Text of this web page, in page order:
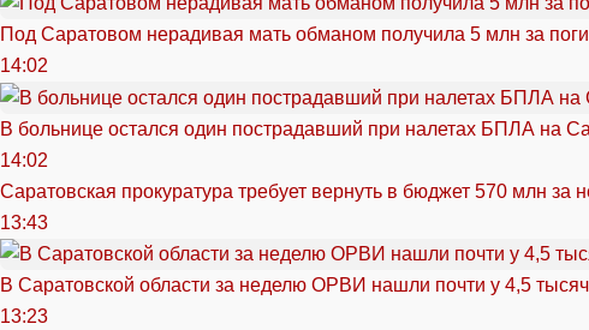
Под Саратовом нерадивая мать обманом получила 5 млн за
14:02
В больнице остался один пострадавший при налетах БПЛА на
14:02
Саратовская прокуратура требует вернуть в бюджет 570 млн за
13:43
В Саратовской области за неделю ОРВИ нашли почти у 4,5
13:23